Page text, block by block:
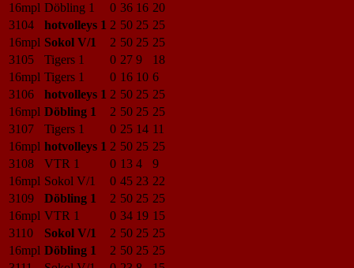
16mpl Döbling 1 0 36 16 20
3104
hotvolleys 1 2 50 25 25
16mpl Sokol V/1 2 50 25 25
3105
Tigers 1 0 27 9
18
16mpl Tigers 1 0 16 10 6
3106
hotvolleys 1 2 50 25 25
16mpl Döbling 1 2 50 25 25
3107
Tigers 1 0 25 14 11
16mpl hotvolleys 1 2 50 25 25
3108
VTR 1 0 13 4
9
16mpl Sokol V/1 0 45 23 22
3109
Döbling 1 2 50 25 25
16mpl VTR 1 0 34 19 15
3110
Sokol V/1 2 50 25 25
16mpl Döbling 1 2 50 25 25